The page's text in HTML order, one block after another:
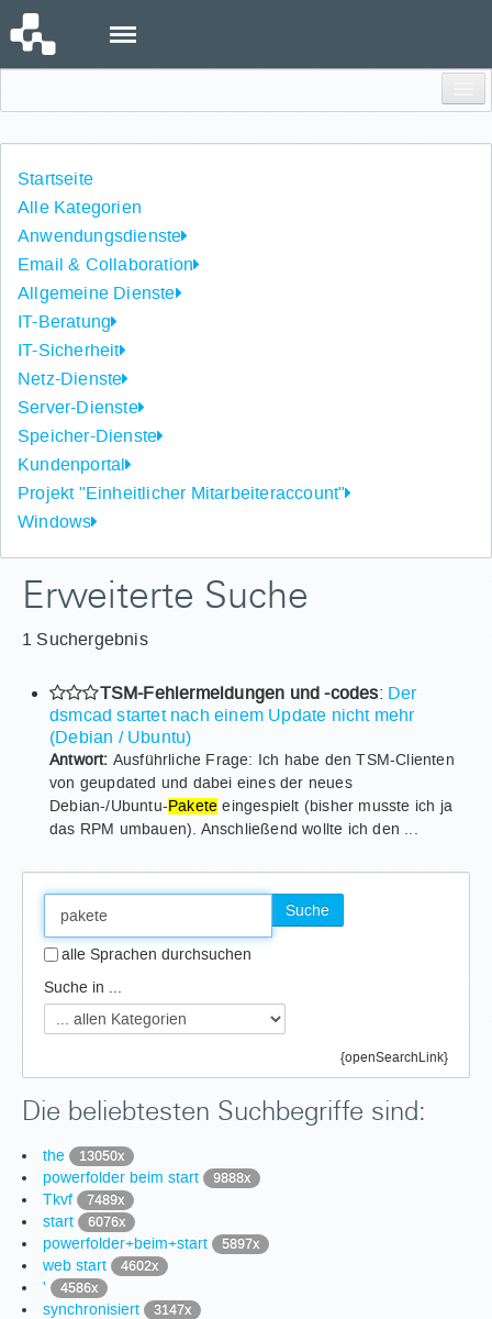
Startseite
Alle Kategorien
Anwendungsdienste
Email & Collaboration
Allgemeine Dienste
IT-Beratung
IT-Sicherheit
Netz-Dienste
Server-Dienste
Speicher-Dienste
Kundenportal
Projekt "Einheitlicher Mitarbeiteraccount"
Windows
Erweiterte Suche
1 Suchergebnis
TSM-Fehlermeldungen und -codes: Der
dsmcad startet nach einem Update nicht mehr
(Debian / Ubuntu)
Antwort: Ausführliche Frage: Ich habe den TSM-Clienten
von geupdated und dabei eines der neues
Debian-/Ubuntu-Pakete eingespielt (bisher musste ich ja
das RPM umbauen). Anschließend wollte ich den ...
Suche
alle Sprachen durchsuchen
Suche in ...
{openSearchLink}
Die beliebtesten Suchbegriffe sind:
the 13050x
powerfolder beim start 9888x
Tkvf 7489x
start 6076x
powerfolder+beim+start 5897x
web start 4602x
' 4586x
synchronisiert 3147x